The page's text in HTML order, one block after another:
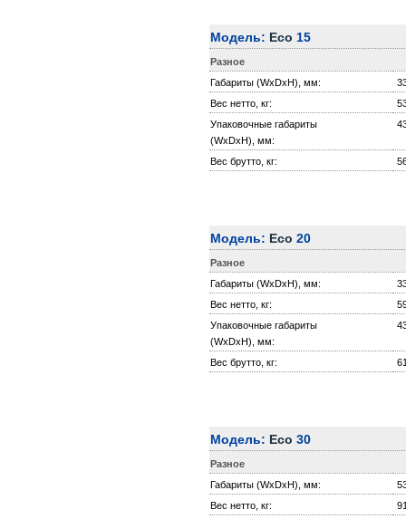
Модель: Eco 15
Разное
Габариты (WxDxH), мм:
Вес нетто, кг:
Упаковочные габариты
(WxDxH), мм:
Вес брутто, кг:
Модель: Eco 20
Разное
Габариты (WxDxH), мм:
Вес нетто, кг:
Упаковочные габариты
(WxDxH), мм:
Вес брутто, кг:
Модель: Eco 30
Разное
Габариты (WxDxH), мм:
Вес нетто, кг: